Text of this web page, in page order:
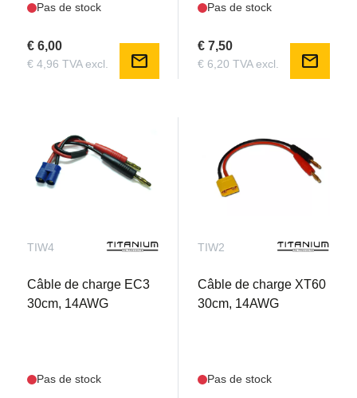
Pas de stock
€ 6,00
€ 4,96 TVA excl. mail
Pas de stock
€ 7,50
€ 6,20 TVA excl. mail
TIW4
Câble de charge EC3
30cm, 14AWG
Pas de stock
TIW2
Câble de charge XT60
30cm, 14AWG
Pas de stock